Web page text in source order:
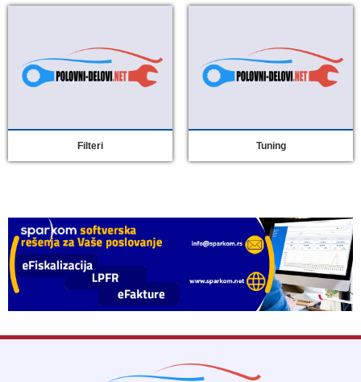
Filteri Tuning